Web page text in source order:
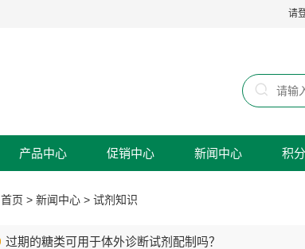
请
产品中心 促销中心 新闻中心 积
首页 > 新闻中心> 试剂知识
过期的糖类可用于体外诊断试剂配制吗？